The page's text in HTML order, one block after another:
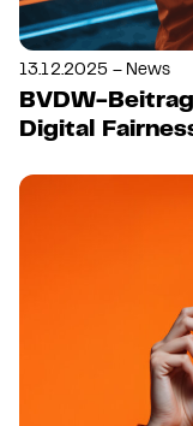
13.12.2025 – News
BVDW-
Digital